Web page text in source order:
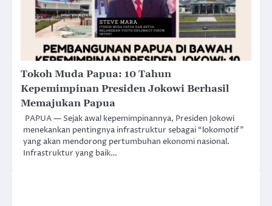
Tokoh Muda Papua: 10 Tahun
Kepemimpinan Presiden Jokowi Berhasil
Memajukan Papua
PAPUA — Sejak awal kepemimpinannya, Presiden Jokowi
menekankan pentingnya infrastruktur sebagai “lokomotif”
yang akan mendorong pertumbuhan ekonomi nasional.
Infrastruktur yang baik…